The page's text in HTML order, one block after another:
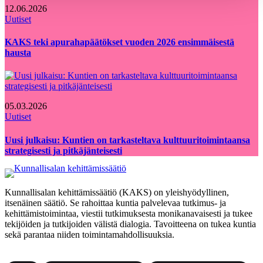
12.06.2026
Uutiset
KAKS teki apurahapäätökset vuoden 2026 ensimmäisestä
hausta
05.03.2026
Uutiset
Uusi julkaisu: Kuntien on tarkasteltava kulttuuritoimintaansa
strategisesti ja pitkäjänteisesti
Kunnallisalan kehittämissäätiö (KAKS) on yleishyödyllinen,
itsenäinen säätiö. Se rahoittaa kuntia palvelevaa tutkimus- ja
kehittämistoimintaa, viestii tutkimuksesta monikanavaisesti ja tukee
tekijöiden ja tutkijoiden välistä dialogia. Tavoitteena on tukea kuntia
sekä parantaa niiden toimintamahdollisuuksia.